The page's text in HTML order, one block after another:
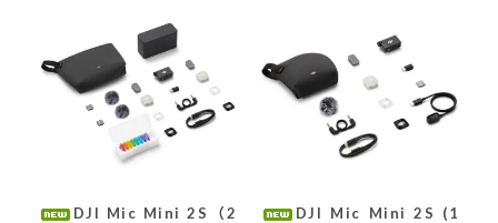
DJI Mic Mini 2S（2
DJI Mic Mini 2S (1